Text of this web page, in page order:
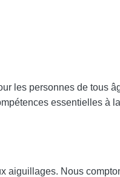
les personnes de tous
essentielles à
aiguillages. Nous